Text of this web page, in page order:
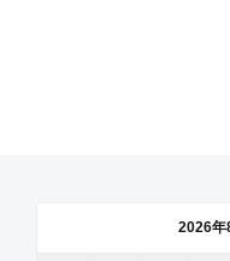
2026年